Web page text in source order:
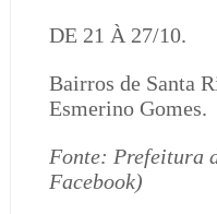
DE 21 À 27/10.
Bairros de Santa
Esmerino Gomes.
Fonte: Prefeitura
Facebook)